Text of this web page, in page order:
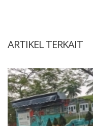
ARTIKEL TERKAIT